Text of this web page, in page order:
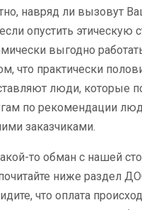
навряд ли вызовут
опустить этическую
выгодно
что практически
люди, которые
по рекомендации
заказчиками.
то обман с нашей
ниже раздел
что оплата